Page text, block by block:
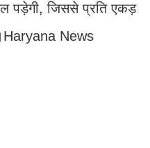
पड़ेगी, जिससे प्रति एकड़
News